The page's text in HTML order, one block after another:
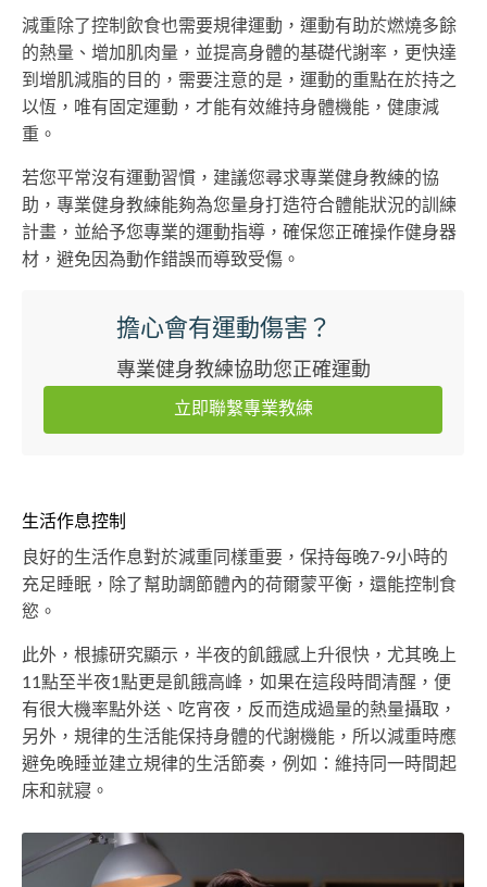
減重除了控制飲食也需要規律運動，運動有助於燃燒多餘
的熱量、增加肌肉量，並提高身體的基礎代謝率，更快達
到增肌減脂的目的，需要注意的是，運動的重點在於持之
以恆，唯有固定運動，才能有效維持身體機能，健康減
重。
若您平常沒有運動習慣，建議您尋求專業健身教練的協
助，專業健身教練能夠為您量身打造符合體能狀況的訓練
計畫，並給予您專業的運動指導，確保您正確操作健身器
材，避免因為動作錯誤而導致受傷。
擔心會有運動傷害？
專業健身教練協助您正確運動
立即聯繫專業教練
生活作息控制
良好的生活作息對於減重同樣重要，保持每晚7-9小時的
充足睡眠，除了幫助調節體內的荷爾蒙平衡，還能控制食
慾。
此外，根據研究顯示，半夜的飢餓感上升很快，尤其晚上
11點至半夜1點更是飢餓高峰，如果在這段時間清醒，便
有很大機率點外送、吃宵夜，反而造成過量的熱量攝取，
另外，規律的生活能保持身體的代謝機能，所以減重時應
避免晚睡並建立規律的生活節奏，例如：維持同一時間起
床和就寢。